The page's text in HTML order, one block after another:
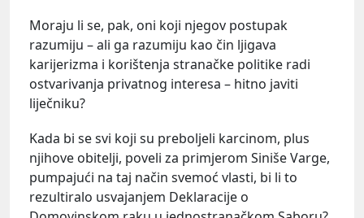
Moraju li se, pak, oni koji njegov postupak
razumiju – ali ga razumiju kao čin ljigava
karijerizma i korištenja stranačke politike radi
ostvarivanja privatnog interesa – hitno javiti
liječniku?
Kada bi se svi koji su preboljeli karcinom, plus
njihove obitelji, poveli za primjerom Siniše Varge,
pumpajući na taj način svemoć vlasti, bi li to
rezultiralo usvajanjem Deklaracije o